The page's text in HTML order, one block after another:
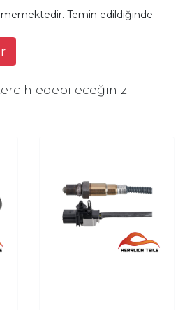
Temin edildiğinde
edebileceğiniz